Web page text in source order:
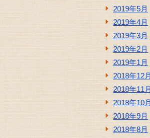
2019年5月
2019年4月
2019年3月
2019年2月
2019年1月
2018年12月
2018年11月
2018年10月
2018年9月
2018年8月